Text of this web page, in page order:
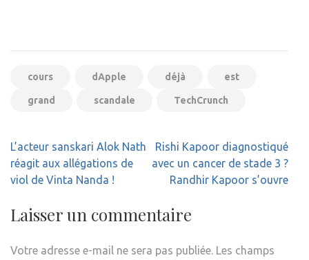
cours dApple déjà est
grand scandale TechCrunch
Navigation
de
l’article
L’acteur sanskari Alok Nath
réagit aux allégations de
viol de Vinta Nanda !
Rishi Kapoor diagnostiqué
avec un cancer de stade 3 ?
Randhir Kapoor s’ouvre
Laisser un commentaire
Votre adresse e-mail ne sera pas publiée. Les champs